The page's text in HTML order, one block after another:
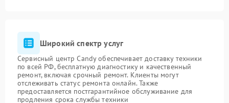
Широкий спектр услуг
Сервисный центр Candy обеспечивает доставку техники
по всей РФ, бесплатную диагностику и качественный
ремонт, включая срочный ремонт. Клиенты могут
отслеживать статус ремонта онлайн. Также
предоставляется постгарантийное обслуживание для
продления срока службы техники